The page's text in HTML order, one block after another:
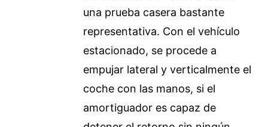
una prueba casera bastante
representativa. Con el vehículo
estacionado, se procede a
empujar lateral y verticalmente el
coche con las manos, si el
amortiguador es capaz de